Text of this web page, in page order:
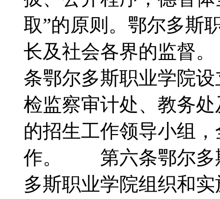
取”的原则。鄂尔多斯
长及社会各界的监
条鄂尔多斯职业学院
检监察审计处、教务
的招生工作领导小组
作。 第六条鄂尔多
多斯职业学院组织和